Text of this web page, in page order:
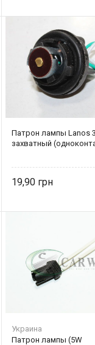
Патрон лампы Lanos
захватный
19,90
Украина
Патрон лампы (5W